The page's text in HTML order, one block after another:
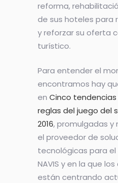
reforma,
de sus hoteles para
y reforzar su oferta
turístico.
Para entender el
encontramos hay
en Cinco
reglas del juego del
2016, promulgadas y
el proveedor de
tecnológicas para
NAVIS y en la que
están centrando